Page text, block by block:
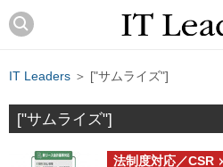
IT Leaders ＞ ["サムライズ"]
["サムライズ"]
法制度対応／CSR